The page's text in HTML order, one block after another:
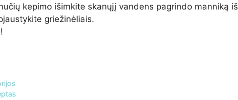
kepimo išimkite skanųjį vandens pagrindo manniką iš
griežinėliais.